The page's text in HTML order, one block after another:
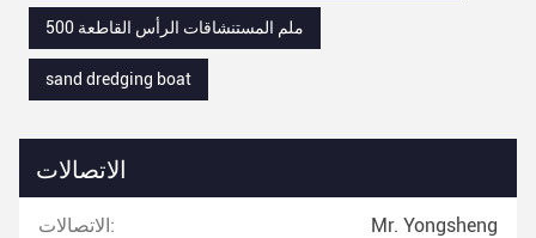
500 ملم المستنشاقات الرأس القاطعة
sand dredging boat
الاتصالات
الاتصالات: Mr. Yongsheng